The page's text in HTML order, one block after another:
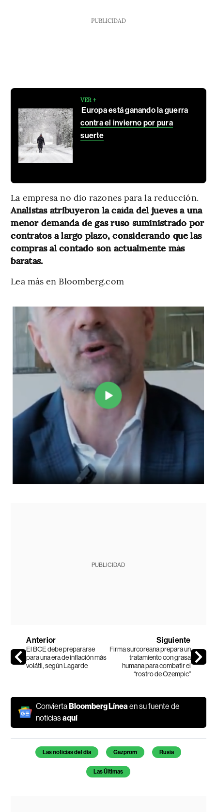
PUBLICIDAD
VER +
Europa está ganando la guerra
contra el invierno por pura
suerte
La empresa no dio razones para la reducción.
Analistas atribuyeron la caída del jueves a una
menor demanda de gas ruso suministrado por
contratos a largo plazo, considerando que las
compras al contado son actualmente más
baratas.
Lea más en Bloomberg.com
PUBLICIDAD
Anterior
El BCE debe prepararse
para una era de inflación más
volátil, según Lagarde
Siguiente
Firma surcoreana prepara un
tratamiento con grasa
humana para combatir el
“rostro de Ozempic”
ConviertaBloomberg Línea en su fuente de
noticiasaquí
Temas de este artículo
Las noticias del día Gazprom Rusia
Las Últimas